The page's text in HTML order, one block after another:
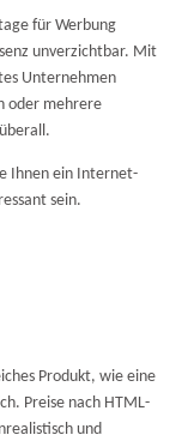
für Werbung
unverzichtbar. Mit
Unternehmen
oder mehrere
Ihnen ein Internet-
sein.
Produkt, wie eine
Preise nach HTML-
und